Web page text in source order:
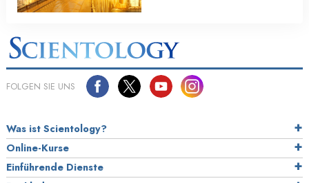
FOLGEN SIE UNS
Was ist Scientology?
Online-Kurse
Einführende Dienste